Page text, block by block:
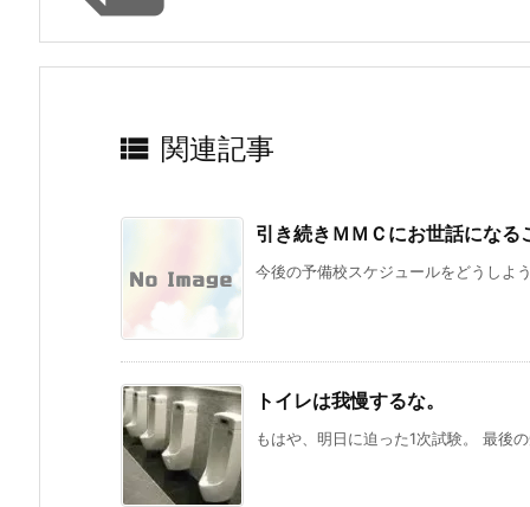
 関連記事
引き続きＭＭＣにお世話になる
今後の予備校スケジュールをどうしよ
トイレは我慢するな。
もはや、明日に迫った1次試験。 最後